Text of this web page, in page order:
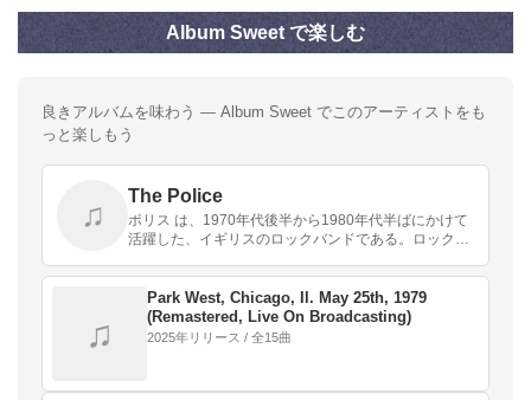
Album Sweet で楽しむ
良きアルバムを味わう — Album Sweet でこのアーティストをも
っと楽しもう
♫
The Police
ポリス は、1970年代後半から1980年代半ばにかけて
活躍した、イギリスのロックバンドである。ロック
エとしばしば呼称された。当初は、パンク・ムーブメ
ン…
♫
Park West, Chicago, Il. May 25th, 1979
(Remastered, Live On Broadcasting)
2025年リリース / 全15曲